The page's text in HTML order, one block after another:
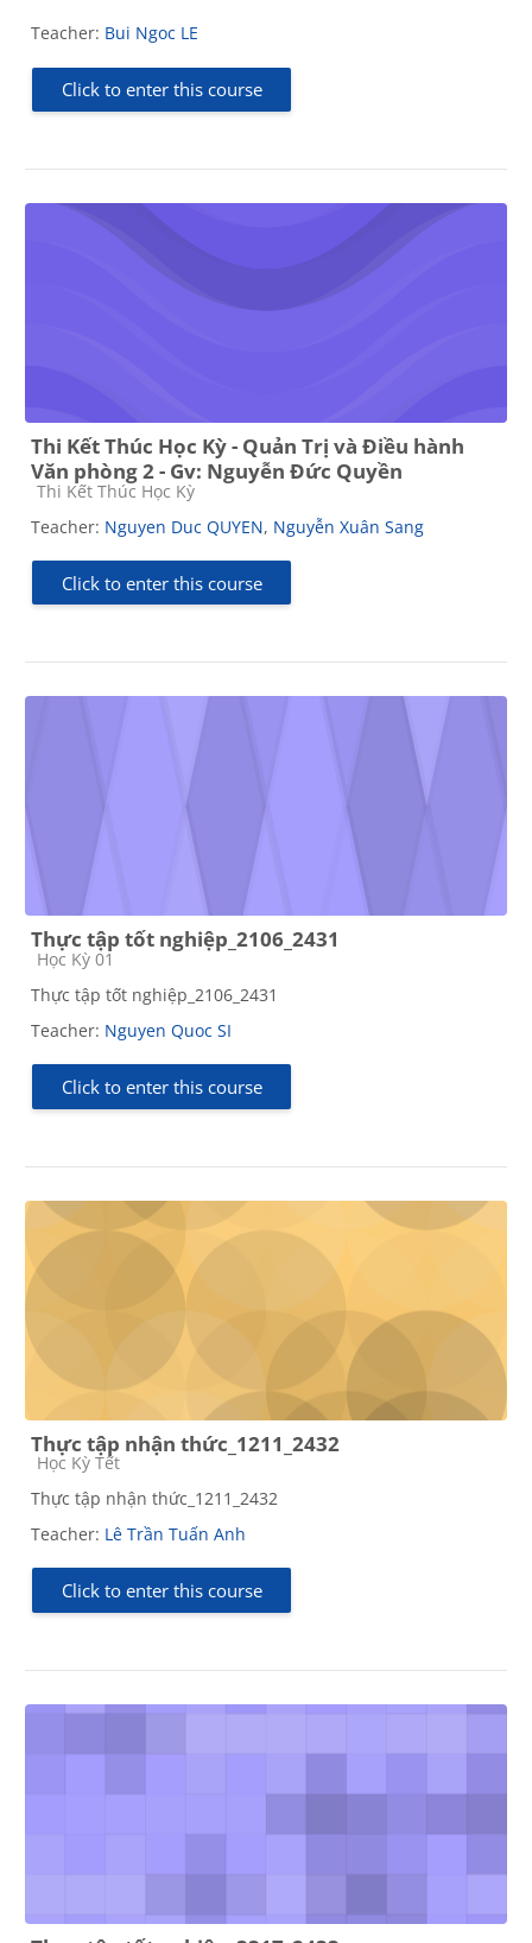
Teacher: Bui Ngoc LE
Click to enter this course
Thi Kết Thúc Học Kỳ - Quản Trị và Điều hành
Văn phòng 2 - Gv: Nguyễn Đức Quyền
Course category
Thi Kết Thúc Học Kỳ
Teacher: Nguyen Duc QUYEN, Nguyễn Xuân Sang
Click to enter this course
Thực tập tốt nghiệp_2106_2431
Course category
Học Kỳ 01
Thực tập tốt nghiệp_2106_2431
Teacher: Nguyen Quoc SI
Click to enter this course
Thực tập nhận thức_1211_2432
Course category
Học Kỳ Tết
Thực tập nhận thức_1211_2432
Teacher: Lê Trần Tuấn Anh
Click to enter this course